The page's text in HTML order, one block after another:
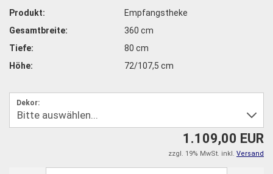
Produkt:
Empfangstheke
Gesamtbreite:
360 cm
Tiefe:
80 cm
Höhe:
72/107,5 cm
Dekor:
1.109,00 EUR
zzgl. 19% MwSt. inkl. Versand